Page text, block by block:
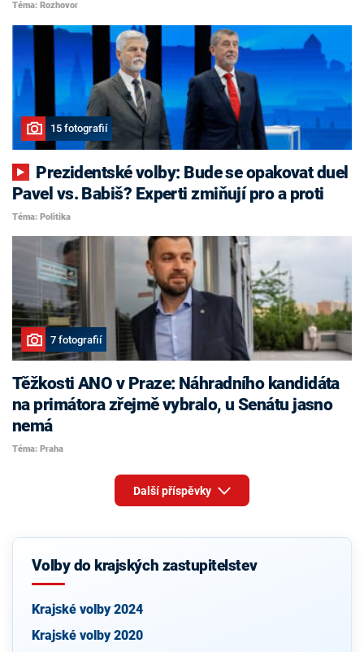
Téma: Rozhovor
15 fotografií
Pavel vs. Babiš? Experti zmiňují pro a proti
Téma: Politika
7 fotografií
Těžkosti ANO v Praze: Náhradního kandidáta
na primátora zřejmě vybralo, u Senátu jasno
nemá
Téma: Praha
Další příspěvky
Volby do krajských zastupitelstev
Krajské volby 2024
Krajské volby 2020